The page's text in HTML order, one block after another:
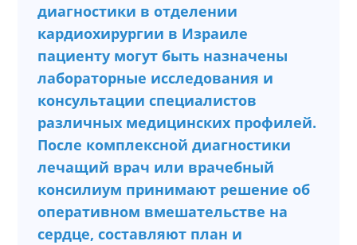
диагностики в отделении
кардиохирургии в Израиле
пациенту могут быть назначены
лабораторные исследования и
консультации специалистов
различных медицинских профилей.
После комплексной диагностики
лечащий врач или врачебный
консилиум принимают решение об
оперативном вмешательстве на
сердце, составляют план и